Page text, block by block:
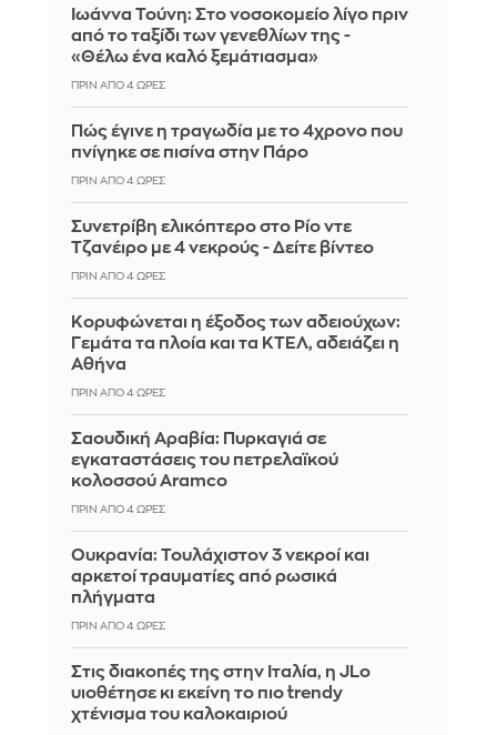
Ιωάννα Τούνη: Στο νοσοκομείο λίγο πριν
από το ταξίδι των γενεθλίων της -
«Θέλω ένα καλό ξεμάτιασμα»
ΠΡΙΝ ΑΠΌ 4 ΏΡΕΣ
Πώς έγινε η τραγωδία με το 4χρονο που
πνίγηκε σε πισίνα στην Πάρο
ΠΡΙΝ ΑΠΌ 4 ΏΡΕΣ
Συνετρίβη ελικόπτερο στο Ρίο ντε
Τζανέιρο με 4 νεκρούς - Δείτε βίντεο
ΠΡΙΝ ΑΠΌ 4 ΏΡΕΣ
Κορυφώνεται η έξοδος των αδειούχων:
Γεμάτα τα πλοία και τα ΚΤΕΛ, αδειάζει η
Αθήνα
ΠΡΙΝ ΑΠΌ 4 ΏΡΕΣ
Σαουδική Αραβία: Πυρκαγιά σε
εγκαταστάσεις του πετρελαϊκού
κολοσσού Aramco
ΠΡΙΝ ΑΠΌ 4 ΏΡΕΣ
Ουκρανία: Τουλάχιστον 3 νεκροί και
αρκετοί τραυματίες από ρωσικά
πλήγματα
ΠΡΙΝ ΑΠΌ 4 ΏΡΕΣ
Στις διακοπές της στην Ιταλία, η JLo
υιοθέτησε κι εκείνη το πιο trendy
χτένισμα του καλοκαιριού